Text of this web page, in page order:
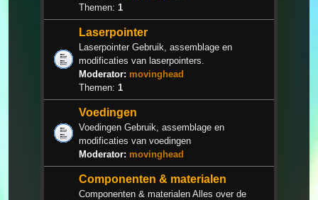
Themen: 1
Laserpointer
Laserpointer Gebruik, assemblage en
modificaties van laserpointers.
Moderator: movinghead
Themen: 1
Voedingen
Voedingen Gebruik, assemblage en
modificaties van voedingen
Moderator: movinghead
Componenten & materialen
Componenten & materialen Alles over de